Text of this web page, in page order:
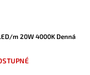
m 20W 4000K Denná